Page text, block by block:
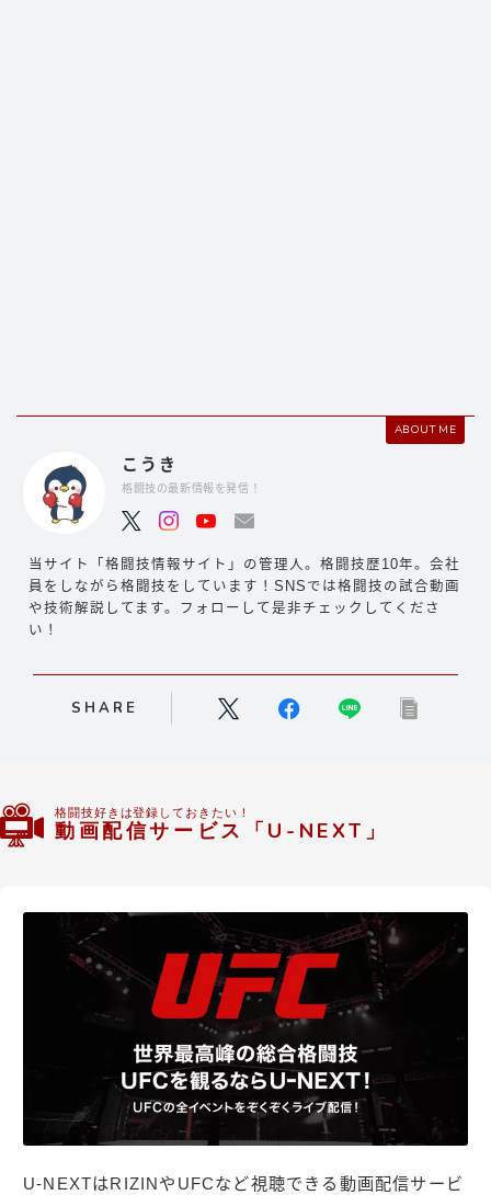
ABOUT ME
こうき
格闘技の最新情報を発信！
当サイト「格闘技情報サイト」の管理人。格闘技歴10年。会社
員をしながら格闘技をしています！SNSでは格闘技の試合動画
や技術解説してます。フォローして是非チェックしてくださ
い！
SHARE
格闘技好きは登録しておきたい！
動画配信サービス「U-NEXT」
U-NEXTはRIZINやUFCなど視聴できる動画配信サービ